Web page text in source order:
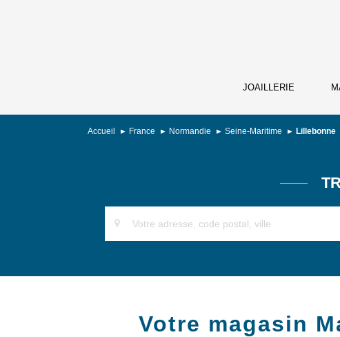
JOAILLERIE
Accueil France Normandie Seine-Maritime Lillebonne
Votre magasin